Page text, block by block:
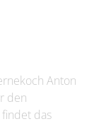
Anton
den
das